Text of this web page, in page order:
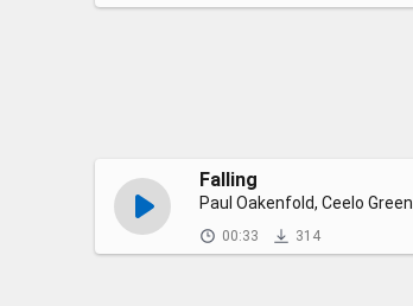
Falling
Paul Oakenfold, Ceelo Green
00:33 314